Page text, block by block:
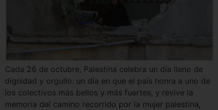
Cada 26 de octubre, Palestina celebra un día lleno de
dignidad y orgullo: un día en que el país honra a uno de
los colectivos más bellos y más fuertes, y revive la
memoria del camino recorrido por la mujer palestina,